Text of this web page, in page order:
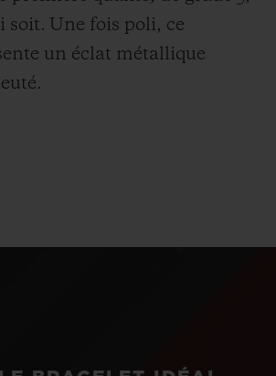
soit. Une fois poli, ce
un éclat métallique